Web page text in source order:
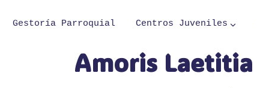
Gestoría Parroquial Centros Juveniles
Amoris Laetitia